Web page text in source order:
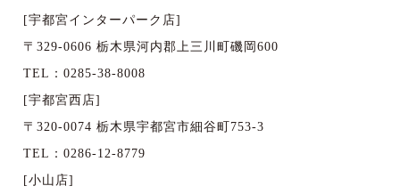
[宇都宮インターパーク店]
〒329-0606 栃木県河内郡上三川町磯岡600
TEL：0285-38-8008
[宇都宮西店]
〒320-0074 栃木県宇都宮市細谷町753-3
TEL：0286-12-8779
[小山店]